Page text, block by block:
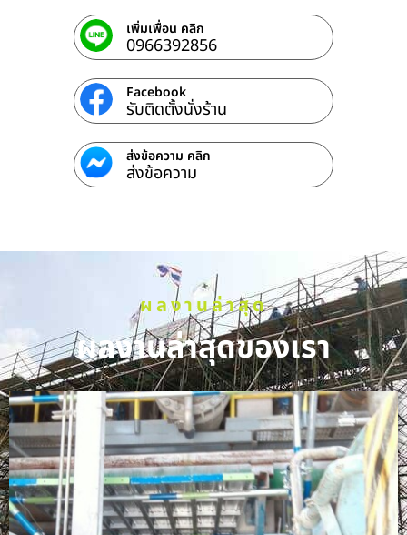
เพิ่มเพื่อน คลิก
0966392856
Facebook
รับติดตั้งนั่งร้าน
ส่งข้อความ คลิก
ส่งข้อความ
ผลงานล่าสุด
ผลงานล่าสุดของเรา